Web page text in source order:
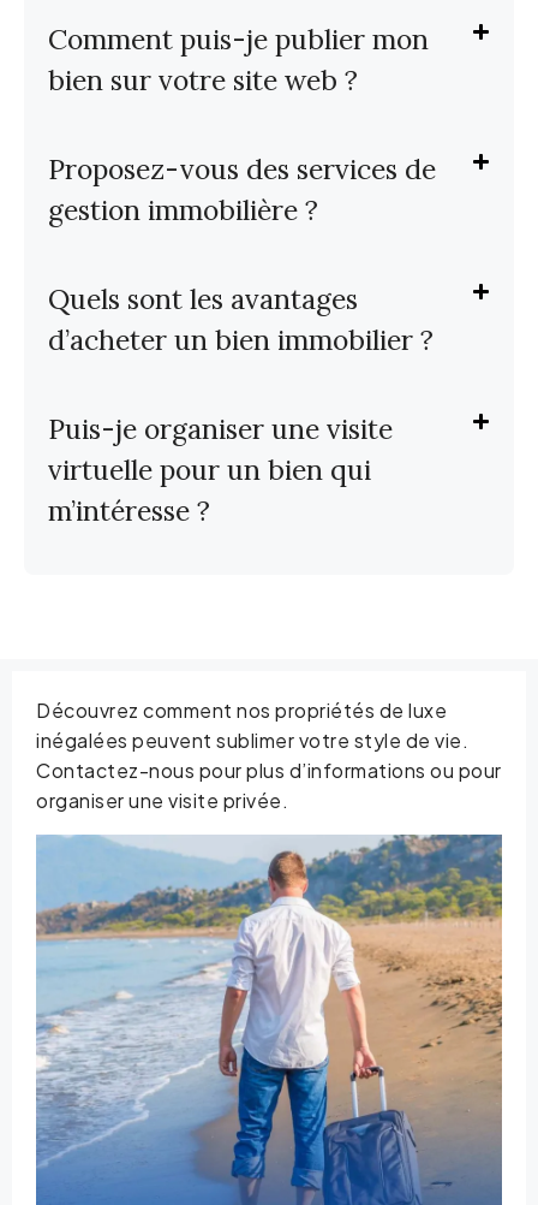
Comment puis-je publier mon
bien sur votre site web ?
Proposez-vous des services de
gestion immobilière ?
Quels sont les avantages
d’acheter un bien immobilier ?
Puis-je organiser une visite
virtuelle pour un bien qui
m’intéresse ?
Découvrez comment nos propriétés de luxe
inégalées peuvent sublimer votre style de vie.
Contactez-nous pour plus d’informations ou pour
organiser une visite privée.